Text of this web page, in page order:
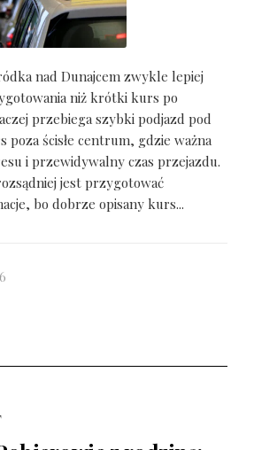
nad Dunajcem zwykle lepiej
niż krótki kurs po
przebiega szybki podjazd pod
poza ścisłe centrum, gdzie ważna
i przewidywalny czas przejazdu.
jest przygotować
bo dobrze opisany kurs...